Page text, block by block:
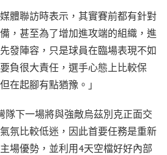
體聯訪時表示，其實賽前都有針對
，甚至為了增加進攻端的組織，進
發陣容，只是球員在臨場表現不如
負很大責任，選手心態上比較保
在起腳有點猶豫。」
隊下一場將與強敵烏茲別克正面交
氛比較低迷，因此首要任務是重新
場優勢，並利用4天空檔好好內部